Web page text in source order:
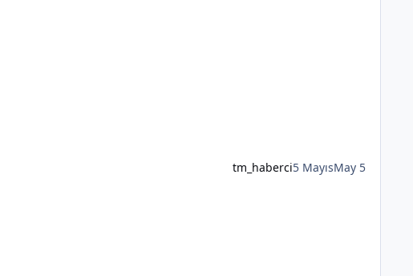
tm_haberci5 MayısMay 5